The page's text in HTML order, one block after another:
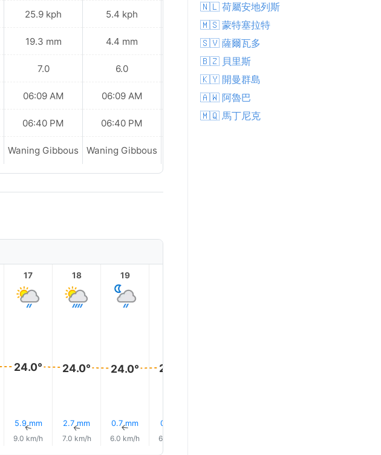
25.9 kph
19.3 mm
7.0
06:09 AM
06:40 PM
Waning Gibbous
5.4 kph
4.4 mm
6.0
06:09 AM
06:40 PM
Waning Gibbous
10.1 kph
3.6 mm
7.0
06:09 AM
06:40 PM
17
24.0°
5.9 mm
↑
9.0 km/h
18
24.0°
2.7 mm
↑
7.0 km/h
19
24.0°
0.7 mm
↑
6.0 km/h
24.0°
0.1 mm
6.0 km/h
🇳🇱 荷屬安地列斯
🇲🇸 蒙特塞拉特
🇸🇻 薩爾瓦多
🇧🇿 貝里斯
🇰🇾 開曼群島
🇦🇼 阿魯巴
🇲🇶 馬丁尼克